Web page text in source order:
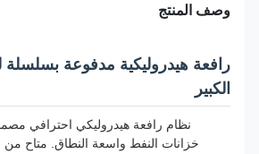
وصف المنتج
رافعة هيدروليكية مدفوعة بسلسلة
الكبير
نظام رافعة هيدروليكي احترافي
خزانات النفط واسعة النطاق. متاح من